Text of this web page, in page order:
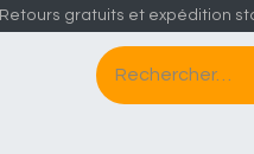
Retours gratuits et expédition